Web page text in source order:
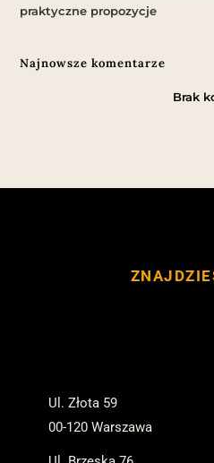
praktyczne propozycje
Najnowsze komentarze
Brak
Ul. Złota 59
00-120 Warszawa